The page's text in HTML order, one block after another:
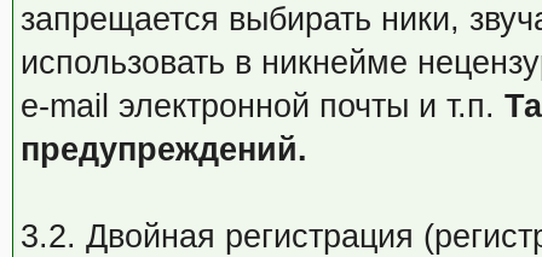
запрещается выбирать ники,
использовать в никнейме
e-mail электронной почты и т.п.
предупреждений.
3.2. Двойная регистрация